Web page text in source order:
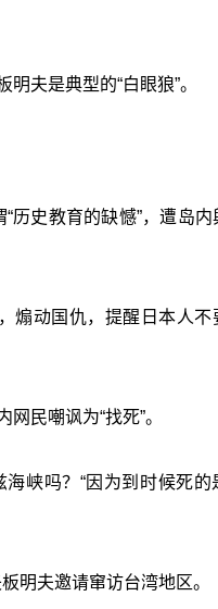
夫是典型的“白眼狼”。
历史教育的缺憾”，遭岛内
煽动国仇，提醒日本人不
民嘲讽为“找死”。
峡吗？“因为到时候死的
明夫邀请窜访台湾地区。